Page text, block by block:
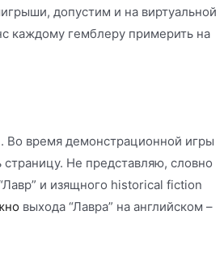
допустим и на виртуальной
каждому гемблеру примерить на
Во время демонстрационной игры
Не представляю, словно
и изящного historical fiction
выхода “Лавра” на английском –